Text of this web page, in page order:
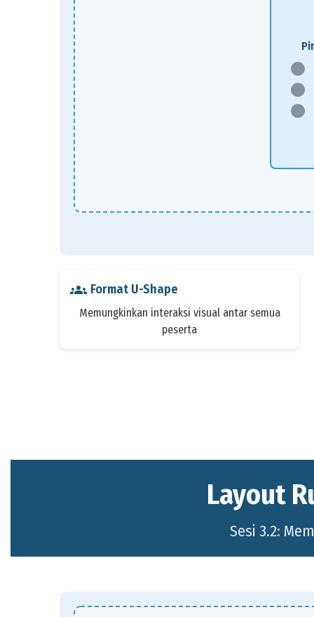
groups Format U-Shape
Memungkinkan interaksi visual antar semua
peserta
Layout
Sesi 3.2: